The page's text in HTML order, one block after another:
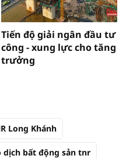
Tiến độ giải ngân đầu tư
công - xung lực cho tăng
trưởng
Long Khánh
dịch bất động sản tnr